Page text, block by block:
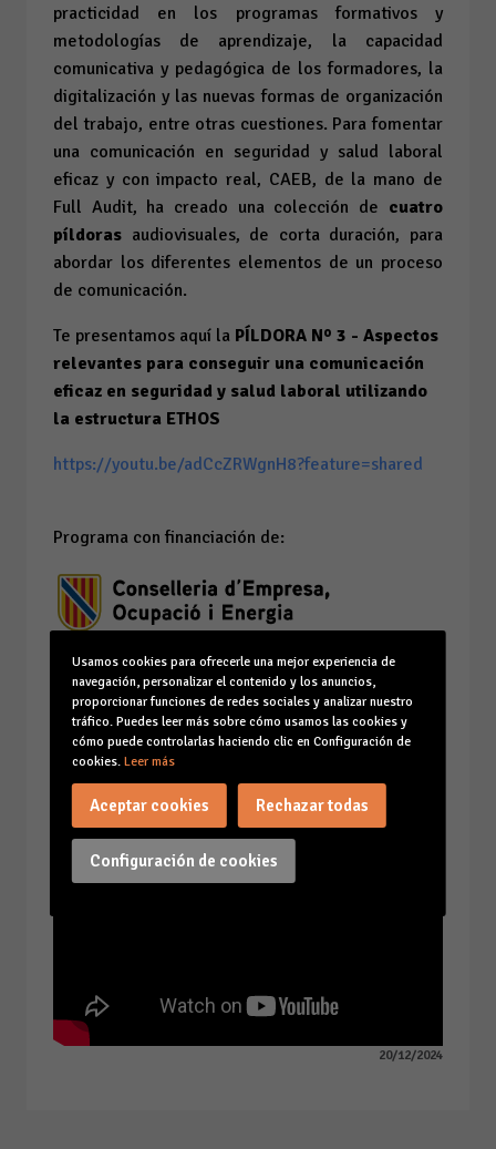
practicidad en los programas formativos y
metodologías de aprendizaje, la capacidad
comunicativa y pedagógica de los formadores, la
digitalización y las nuevas formas de organización
del trabajo, entre otras cuestiones. Para fomentar
una comunicación en seguridad y salud laboral
eficaz y con impacto real, CAEB, de la mano de
Full Audit, ha creado una colección de cuatro
píldoras audiovisuales, de corta duración, para
abordar los diferentes elementos de un proceso
de comunicación.
Te presentamos aquí la PÍLDORA Nº 3 - Aspectos
relevantes para conseguir una comunicación
eficaz en seguridad y salud laboral utilizando
la estructura ETHOS
https://youtu.be/adCcZRWgnH8?feature=shared
Programa con financiación de:
20/12/2024
Usamos cookies para ofrecerle una mejor experiencia de
navegación, personalizar el contenido y los anuncios,
proporcionar funciones de redes sociales y analizar nuestro
tráfico. Puedes leer más sobre cómo usamos las cookies y
cómo puede controlarlas haciendo clic en Configuración de
cookies. Leer más
Configuración de cookies
Aceptar cookies Rechazar todas